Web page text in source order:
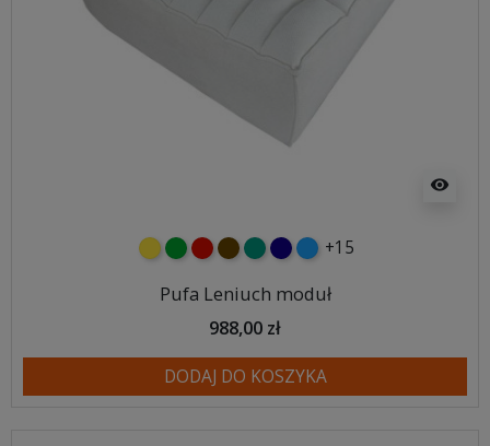
visibility
żółtyzielonyczerwony
czekoladowy
turkusowy
granatowy
niebieski
+15
Pufa Leniuch moduł
988,00 zł
DODAJ DO KOSZYKA